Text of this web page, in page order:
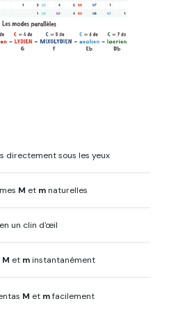
directement sous les yeux
M et mnaturelles
un clin d'œil
M et minstantanément
M et mfacilement